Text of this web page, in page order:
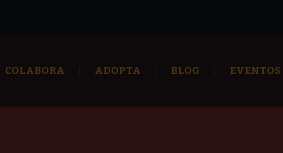
COLABORA ADOPTA BLOG EVENTOS